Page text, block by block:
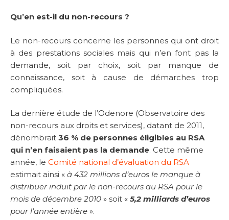
Qu’en est-il du non-recours ?
Le non-recours concerne les personnes qui ont droit
à des prestations sociales mais qui n’en font pas la
demande, soit par choix, soit par manque de
connaissance, soit à cause de démarches trop
compliquées.
La dernière étude de l’Odenore (Observatoire des
non-recours aux droits et services), datant de 2011,
dénombrait 36 % de personnes éligibles au RSA
qui n’en faisaient pas la demande. Cette même
année, le Comité national d’évaluation du RSA
estimait ainsi « à 432 millions d’euros le manque à
distribuer induit par le non-recours au RSA pour le
mois de décembre 2010 » soit « 5,2 milliards d’euros
pour l’année entière ».